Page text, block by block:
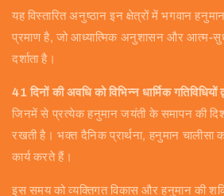
यह विस्तारित अनुष्ठान इन क्षेत्रों में भगवान
प्रमाण है, जो आध्यात्मिक अनुशासन और आत्म-
दर्शाता है।
41 दिनों की अवधि को विभिन्न धार्मिक गतिविधियों
जिनमें से प्रत्येक हनुमान जयंती के समापन की
रखती है। भक्त दैनिक प्रार्थना, हनुमान
कार्य करते हैं।
इस समय को व्यक्तिगत विकास और हनुमान की